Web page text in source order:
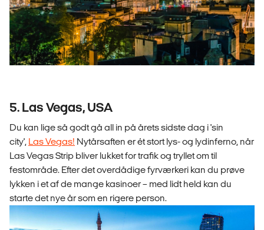
5. Las Vegas, USA
Du kan lige så godt gå all in på årets sidste dag i 'sin
city', Las Vegas! Nytårsaften er ét stort lys- og lydinferno, når
Las Vegas Strip bliver lukket for trafik og tryllet om til
festområde. Efter det overdådige fyrværkeri kan du prøve
lykken i et af de mange kasinoer – med lidt held kan du
starte det nye år som en rigere person.